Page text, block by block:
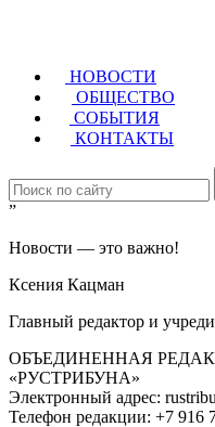
НОВОСТИ
ОБЩЕСТВО
СОБЫТИЯ
КОНТАКТЫ
”
Новости — это важно!
Ксения Кацман
Главный редактор и
ОБЪЕДИНЕННАЯ
«РУСТРИБУНА»
Электронный адрес:
Телефон редакции: +7 916